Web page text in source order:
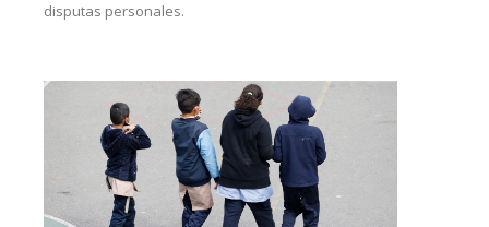
disputas personales.